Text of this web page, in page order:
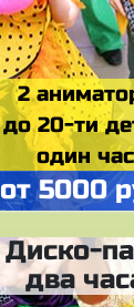
2
до 20-ти
один час
от 5000
Диско-
два